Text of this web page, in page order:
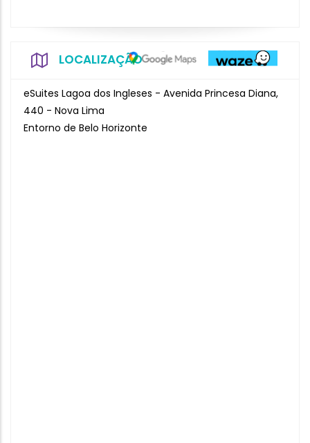
LOCALIZAÇÃO
eSuites Lagoa dos Ingleses - Avenida Princesa Diana,
440 - Nova Lima
Entorno de Belo Horizonte